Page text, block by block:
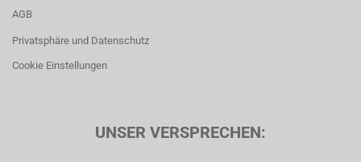
AGB
Privatsphäre und Datenschutz
Cookie Einstellungen
UNSER VERSPRECHEN: